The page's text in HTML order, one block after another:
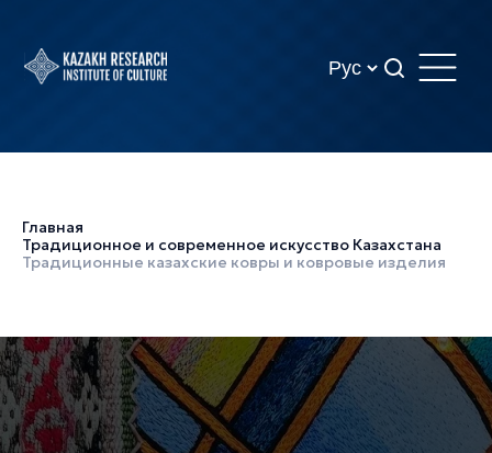
Главная
Традиционное и современное искусство Казахстана
Традиционные казахские ковры и ковровые изделия